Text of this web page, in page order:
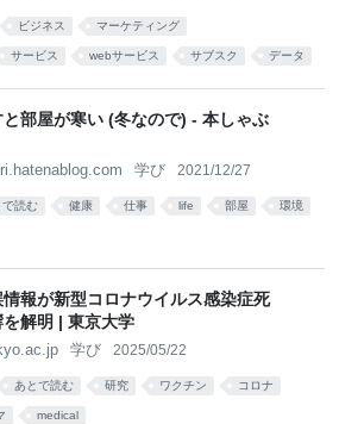
ビジネス マーケティング
サービス webサービス サブスク データ
部屋が寒い (冬なので) - 本しゃぶ
学び 2021/12/27
で読む 健康 仕事 life 部屋 環境
報が新型コロナウイルス感染症死
解明 | 東京大学
学び 2025/05/22
あとで読む 研究 ワクチン コロナ
medical